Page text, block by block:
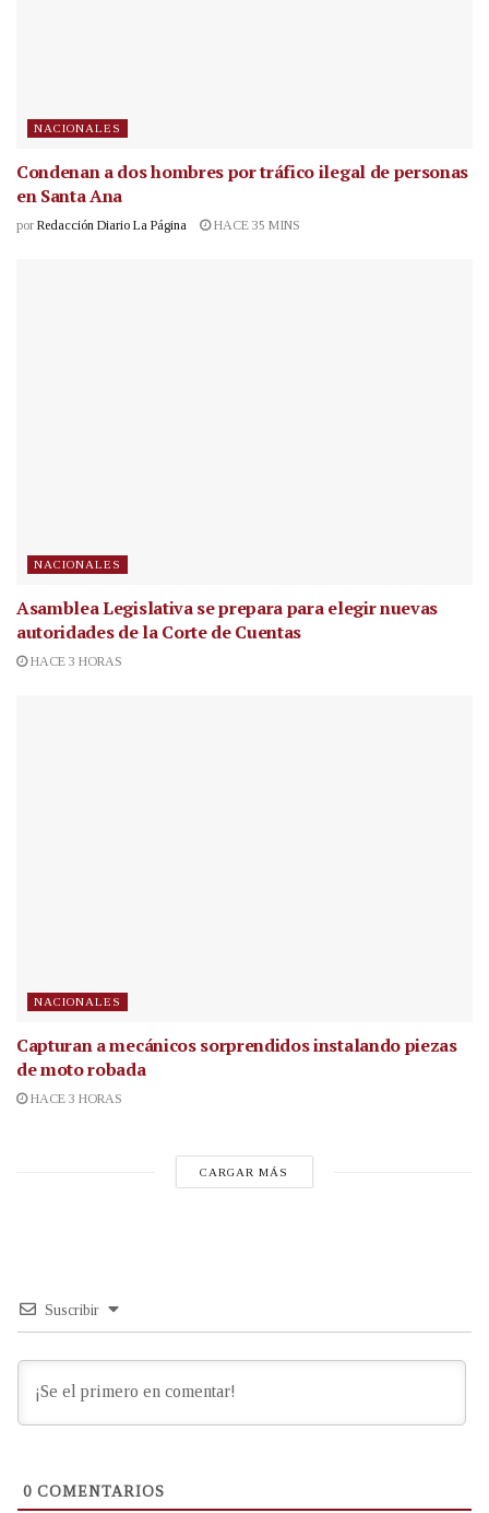
NACIONALES
Condenan a dos hombres por tráfico ilegal de personas
en Santa Ana
por Redacción Diario La Página HACE 35 MINS
NACIONALES
Asamblea Legislativa se prepara para elegir nuevas
autoridades de la Corte de Cuentas
HACE 3 HORAS
NACIONALES
Capturan a mecánicos sorprendidos instalando piezas
de moto robada
HACE 3 HORAS
CARGAR MÁS
Suscribir
0 COMENTARIOS